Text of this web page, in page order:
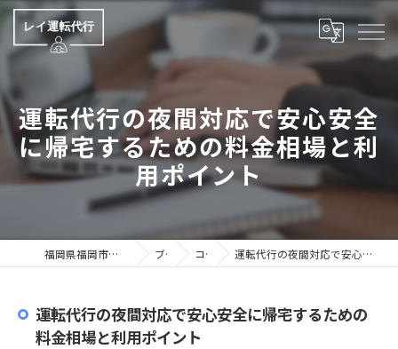
運転代行の夜間対応で安心安全
に帰宅するための料金相場と利
用ポイント
福岡県福岡市の運転代行ならレイ運転代行 ブログ コラム 運転代行の夜間対応で安心安全に帰宅するための料金相場と利用ポイント
運転代行の夜間対応で安心安全に帰宅するための
料金相場と利用ポイント